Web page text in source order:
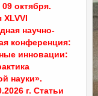
октября.
научно-
конференция:
инновации:
науки».
г. Статьи